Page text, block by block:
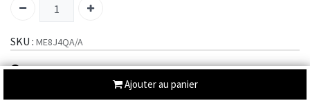
Ajouter au panier
SKU : ME8J4QA/A
Envoi : 2-3 jours